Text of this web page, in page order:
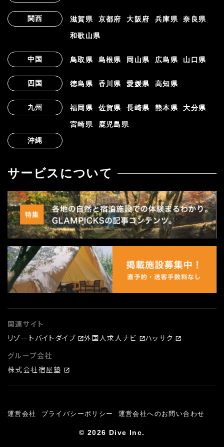
関西 滋賀県 京都府 大阪府 兵庫県 奈良県
和歌山県
中国 鳥取県 島根県 岡山県 広島県 山口県
四国 徳島県 香川県 愛媛県 高知県
九州 福岡県 佐賀県 長崎県 熊本県 大分県
宮崎県
鹿児島県
沖縄
サービスについて
関連サイト
リゾートバイトダイブ
外国人求人ナビ
ハッサク
グループ会社
株式会社宿屋塾
運営会社 プライバシーポリシー 運営会社へのお問い合わせ
© 2026 Dive Inc.